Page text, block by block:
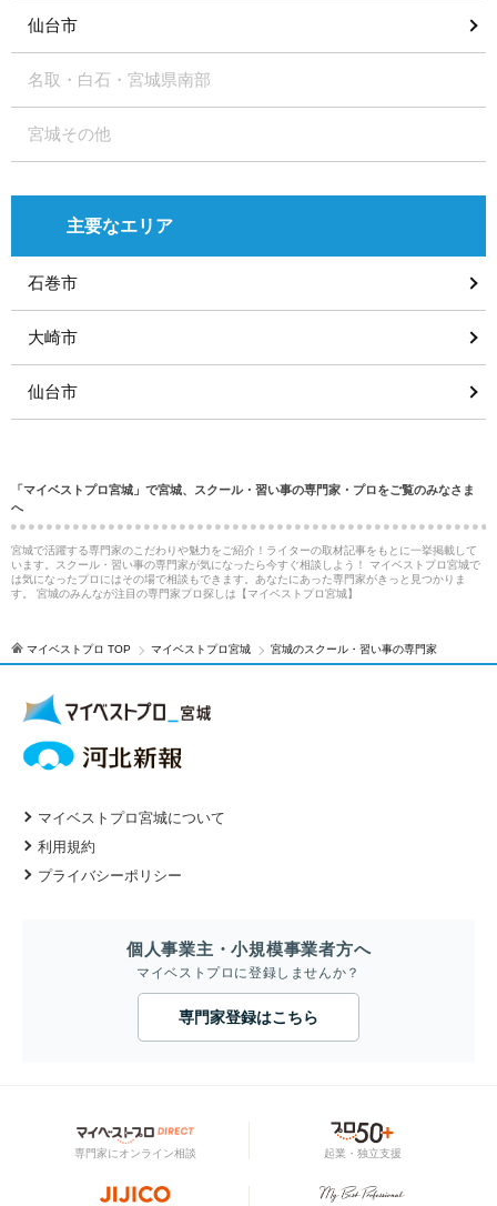
仙台市
名取・白石・宮城県南部
宮城その他
主要なエリア
石巻市
大崎市
仙台市
「マイベストプロ宮城」で宮城、スクール・習い事の専門家・プロをご覧のみなさま
へ
宮城で活躍する専門家のこだわりや魅力をご紹介！ライターの取材記事をもとに一挙掲載して
います。スクール・習い事の専門家が気になったら今すぐ相談しよう！ マイベストプロ宮城で
は気になったプロにはその場で相談もできます。あなたにあった専門家がきっと見つかりま
す。 宮城のみんなが注目の専門家プロ探しは【マイベストプロ宮城】
マイベストプロ TOP マイベストプロ宮城 宮城のスクール・習い事の専門家
マイベストプロ宮城について
利用規約
プライバシーポリシー
個人事業主・小規模事業者方へ
マイベストプロに登録しませんか？
専門家登録はこちら
専門家にオンライン相談 起業・独立支援